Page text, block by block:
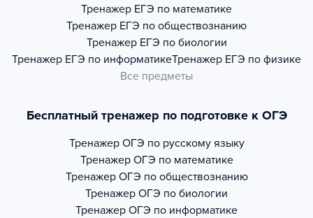
Тренажер ЕГЭ по математике
Тренажер ЕГЭ по обществознанию
Тренажер ЕГЭ по биологии
Тренажер ЕГЭ по информатикеТренажер ЕГЭ по физике
Все предметы
Бесплатный тренажер по подготовке к ОГЭ
Тренажер ОГЭ по русскому языку
Тренажер ОГЭ по математике
Тренажер ОГЭ по обществознанию
Тренажер ОГЭ по биологии
Тренажер ОГЭ по информатике